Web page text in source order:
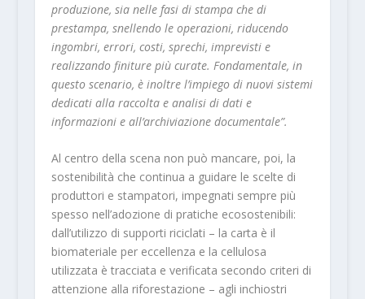
produzione, sia nelle fasi di stampa che di
prestampa, snellendo le operazioni, riducendo
ingombri, errori, costi, sprechi, imprevisti e
realizzando finiture più curate. Fondamentale, in
questo scenario, è inoltre l’impiego di nuovi sistemi
dedicati alla raccolta e analisi di dati e
informazioni e all’archiviazione documentale”.
Al centro della scena non può mancare, poi, la
sostenibilità che continua a guidare le scelte di
produttori e stampatori, impegnati sempre più
spesso nell’adozione di pratiche ecosostenibili:
dall’utilizzo di supporti riciclati – la carta è il
biomateriale per eccellenza e la cellulosa
utilizzata è tracciata e verificata secondo criteri di
attenzione alla riforestazione – agli inchiostri